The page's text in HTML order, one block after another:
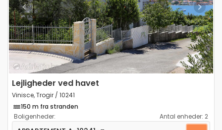
Previous Next
Lejligheder ved havet
Vinisce, Trogir / 10241
150 m fra stranden
Boligenheder:
Antal enheder: 2
Etværelses lejlighed Vinisce, Trogir A-10241-a